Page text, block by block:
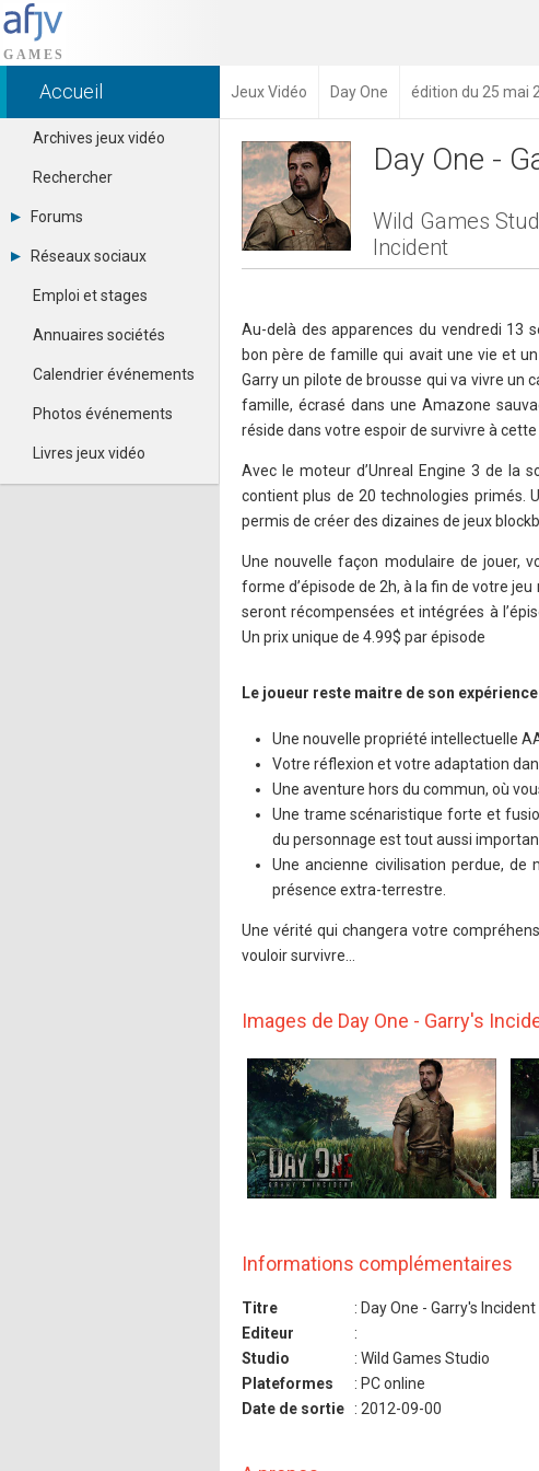
Accueil Jeux Vidéo Day One édition du 25 mai
Archives jeux vidéo
Rechercher
Forums
Tous les forums
Se connecter
Contacter un modérateur
Réseaux sociaux
Dailymotion
Facebook
Google+
Pinterest
Youtube
Emploi et stages
Annuaires sociétés
Calendrier événements
Photos événements
Livres jeux vidéo
Day One -
Wild Games
Incident
Au-delà des apparences du vendredi 13
bon père de famille qui avait une vie et
Garry un pilote de brousse qui va vivre un
famille, écrasé dans une Amazone
réside dans votre espoir de survivre à cette
Avec le moteur d’Unreal Engine 3 de la
contient plus de 20 technologies primés.
permis de créer des dizaines de jeux
Une nouvelle façon modulaire de jouer,
forme d’épisode de 2h, à la fin de votre
seront récompensées et intégrées à
Un prix unique de 4.99$ par épisode
Le joueur reste maitre de son
Une nouvelle propriété intellectuelle
Votre réflexion et votre adaptation
Une aventure hors du commun, où
Une trame scénaristique forte et
du personnage est tout aussi
Une ancienne civilisation perdue,
présence extra-terrestre.
Une vérité qui changera votre
vouloir survivre…
Images de Day One - Garry's
Informations complémentaires
Titre
: Day One - Garry's Incident
Editeur
:
Studio
: Wild Games Studio
Plateformes
: PC online
Date de sortie
: 2012-09-00